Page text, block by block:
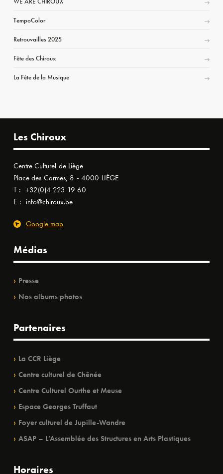
TempoColor
Retrouvailles 2025
Fête des Chiroux
La Fête de la Musique
Les Chiroux
Centre Culturel de Liège
Place des Carmes, 8 - 4000 LIÈGE
T : +32(0)4 223 19 60
E : info@chiroux.be
Google map
Médias
Presse
Nos albums photos
Partenaires
La CCR Liège
Centre culturel de Chênée
Centre Culturel Ourthe et Meuse
Espace Georges Truffaut
Foyer culturel de Jupille-Wandre
ASAP – L’Assemblée des Structures en Arts Plastiques
Horaires